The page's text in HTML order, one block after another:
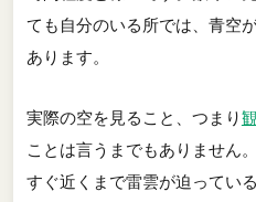
ても自分のいる所では、青空
あります。
実際の空を見ること、つまり
ことは言うまでもありません
すぐ近くまで雷雲が迫ってい